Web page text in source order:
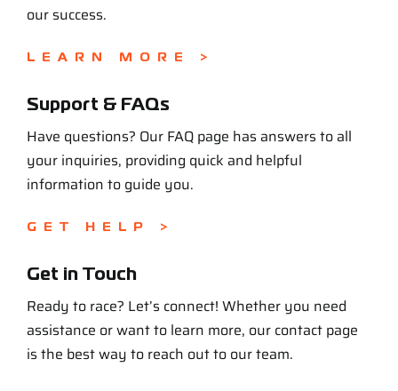
our success.
LEARN MORE >
Support & FAQs
Have questions? Our FAQ page has answers to all
your inquiries, providing quick and helpful
information to guide you.
GET HELP >
Get in Touch
Ready to race? Let’s connect! Whether you need
assistance or want to learn more, our contact page
is the best way to reach out to our team.